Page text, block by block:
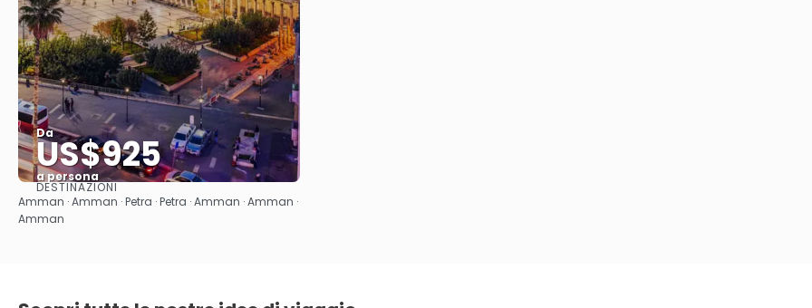
Da
US$925
a persona
Vedere
DESTINAZIONI
Amman · Amman · Petra · Petra · Amman · Amman ·
Amman